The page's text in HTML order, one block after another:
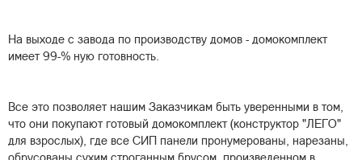
На выходе с завода по производству домов - домокомплект
имеет 99-% ную готовность.
Все это позволяет нашим Заказчикам быть уверенными в том,
что они покупают готовый домокомплект (конструктор "ЛЕГО"
для взрослых), где все СИП панели пронумерованы, нарезаны,
обрусованы сухим строганным брусом, произведенном в